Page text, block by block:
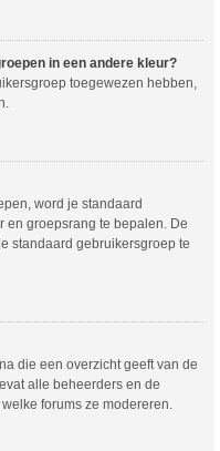
in een andere kleur?
toegewezen hebben,
word je standaard
en groepsrang te bepalen. De
standaard gebruikersgroep te
die een overzicht geeft van de
alle beheerders en de
forums ze modereren.